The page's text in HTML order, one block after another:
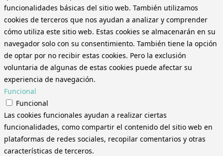
funcionalidades básicas del sitio web. También utilizamos
cookies de terceros que nos ayudan a analizar y comprender
cómo utiliza este sitio web. Estas cookies se almacenarán en su
navegador solo con su consentimiento. También tiene la opción
de optar por no recibir estas cookies. Pero la exclusión
voluntaria de algunas de estas cookies puede afectar su
experiencia de navegación.
Funcional
Funcional
Las cookies funcionales ayudan a realizar ciertas
funcionalidades, como compartir el contenido del sitio web en
plataformas de redes sociales, recopilar comentarios y otras
características de terceros.